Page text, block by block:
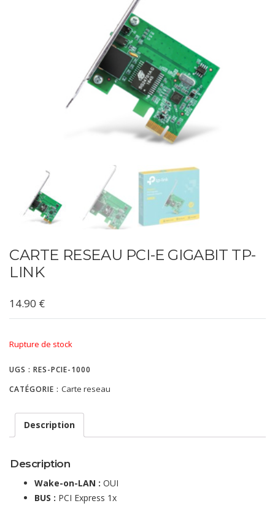
CARTE RESEAU PCI-E GIGABIT TP-
LINK
14.90 €
Rupture de stock
UGS : RES-PCIE-1000
CATÉGORIE : Carte reseau
Description
Description
Wake-on-LAN : OUI
BUS : PCI Express 1x